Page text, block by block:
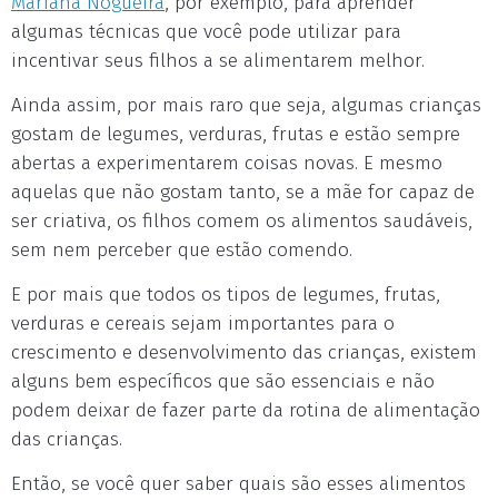
algumas técnicas que você pode utilizar para
incentivar seus filhos a se alimentarem melhor.
Ainda assim, por mais raro que seja, algumas crianças
gostam de legumes, verduras, frutas e estão sempre
abertas a experimentarem coisas novas. E mesmo
aquelas que não gostam tanto, se a mãe for capaz de
ser criativa, os filhos comem os alimentos saudáveis,
sem nem perceber que estão comendo.
E por mais que todos os tipos de legumes, frutas,
verduras e cereais sejam importantes para o
crescimento e desenvolvimento das crianças, existem
alguns bem específicos que são essenciais e não
podem deixar de fazer parte da rotina de alimentação
das crianças.
Então, se você quer saber quais são esses alimentos